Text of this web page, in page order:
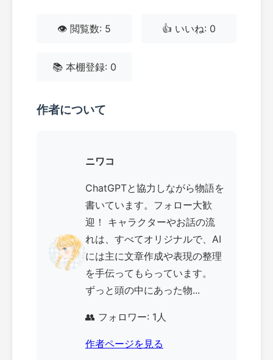
👁️ 閲覧数: 5 👍 いいね: 0
📚 本棚登録: 0
作者について
ニワコ
ChatGPTと協力しながら物語を
書いています。フォロー大歓
迎！ キャラクターやお話の流
れは、すべてオリジナルで、AI
には主に文章作成や表現の整理
を手伝ってもらっています。
ずっと頭の中にあった物...
👥 フォロワー: 1人
作者ページを見る